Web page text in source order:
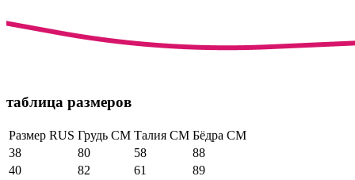
таблица размеров
Размер RUS Грудь СМ Талия СМ Бёдра СМ
38
80 58
88
40
82 61
89